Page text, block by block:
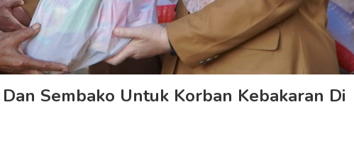
Sembako Untuk Korban Kebakaran Di